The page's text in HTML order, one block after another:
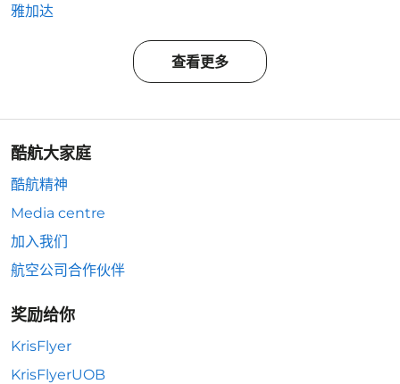
雅加达
查看更多
酷航大家庭
酷航精神
Media centre
加入我们
航空公司合作伙伴
奖励给你
KrisFlyer
KrisFlyerUOB